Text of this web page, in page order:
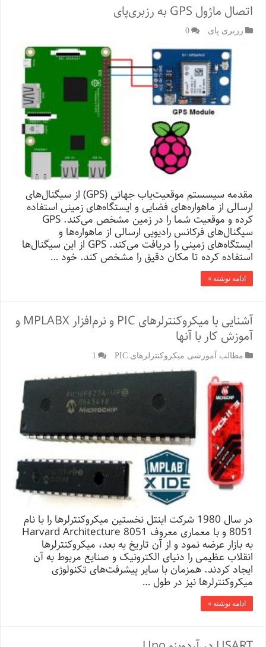
اتصال ماژول GPS به رزبری‌پای
رزبری پای 0
مقدمه سیسستم موقعیت‌یاب جهانی (GPS) از سیگنال‌های
ارسالی از ماهواره‌های فضایی و ایستگاه‌های زمینی استفاده
کرده و موقعیت شما را در زمین مشخص می‌کند. GPS
سیگنال‌های فرکانس رادیویی ارسالی از ماهواره‌ها و
ایستگاه‌های زمینی را دریافت می‌کند. GPS از این سیگنال‌ها
استفاده کرده تا مکان دقیق را مشخص کند. خود …
ادامه نوشته »
آشنایی با میکروکنترلرهای PIC و نرم‌افزار MPLABX و
آموزش کار با آنها
مطالب آموزشی میکروکنترلرهای PIC 1
در سال 1980 شرکت اینتل نخستین میکروکنترلرها را با نام
8051 و با معماری معروف Harvard Architecture 8051
به بازار عرضه نمود و از آن تاریخ به بعد، میکروکنترلرها
انقلاب عظیمی را دنیای الکترونیک و صنایع مربوط به آن
ایجاد کردند. همزمان با سایر پیشرفت‌های تکنولوژی
میکروکنترلرها نیز در طول …
ادامه نوشته »